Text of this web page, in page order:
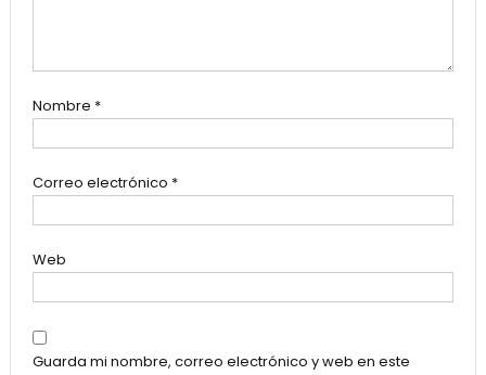
Nombre *
Correo electrónico *
Web
Guarda mi nombre, correo electrónico y web en este